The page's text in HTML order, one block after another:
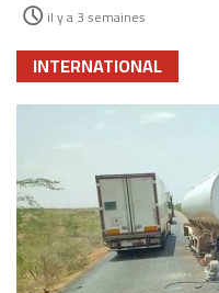
il y a 3 semaines
INTERNATIONAL